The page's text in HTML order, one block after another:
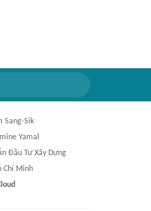
Sang-Sik
Yamal
Đầu Tư Xây Dựng
Chí Minh